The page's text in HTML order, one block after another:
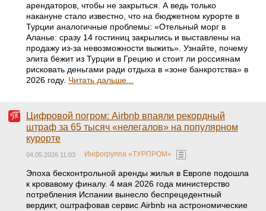
арендаторов, чтобы не закрыться. А ведь только
накануне стало известно, что на бюджетном курорте в
Турции аналогичные проблемы: «Отельный морг в
Аланье: сразу 14 гостиниц закрылись и выставлены на
продажу из-за невозможности выжить». Узнайте, почему
элита бежит из Турции в Грецию и стоит ли россиянам
рисковать деньгами ради отдыха в «зоне банкротства» в
2026 году. Читать дальше...
Цифровой погром: Airbnb впаяли рекордный
штраф за 65 тысяч «нелегалов» на популярном
курорте
04.05.2026 11:03 Инфогруппа «ТУРПРОМ»
Эпоха бесконтрольной аренды жилья в Европе подошла
к кровавому финалу. 4 мая 2026 года министерство
потребления Испании вынесло беспрецедентный
вердикт, оштрафовав сервис Airbnb на астрономические